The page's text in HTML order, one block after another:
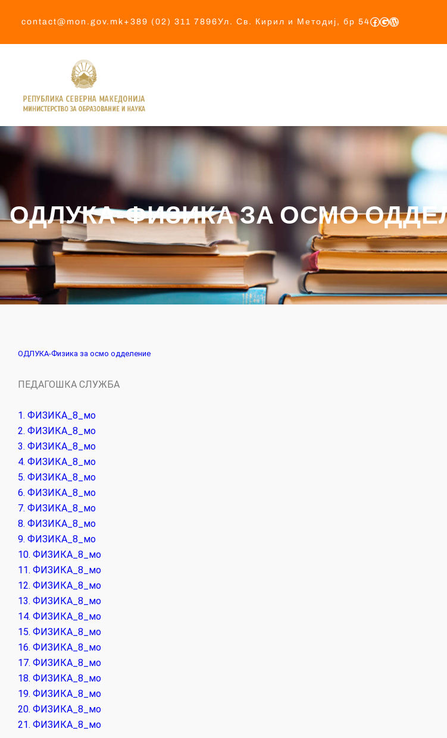
contact@mon.gov.mk +389 (02) 311 7896Ул. Св. Кирил и Методиј, бр 54
ОДЛУКА-ФИЗИКА ЗА ОСМО
ОДЛУКА-Физика за осмо одделение
ПЕДАГОШКА СЛУЖБА
1. ФИЗИКА_8_мо
2. ФИЗИКА_8_мо
3. ФИЗИКА_8_мо
4. ФИЗИКА_8_мо
5. ФИЗИКА_8_мо
6. ФИЗИКА_8_мо
7. ФИЗИКА_8_мо
8. ФИЗИКА_8_мо
9. ФИЗИКА_8_мо
10. ФИЗИКА_8_мо
11. ФИЗИКА_8_мо
12. ФИЗИКА_8_мо
13. ФИЗИКА_8_мо
14. ФИЗИКА_8_мо
15. ФИЗИКА_8_мо
16. ФИЗИКА_8_мо
17. ФИЗИКА_8_мо
18. ФИЗИКА_8_мо
19. ФИЗИКА_8_мо
20. ФИЗИКА_8_мо
21. ФИЗИКА_8_мо